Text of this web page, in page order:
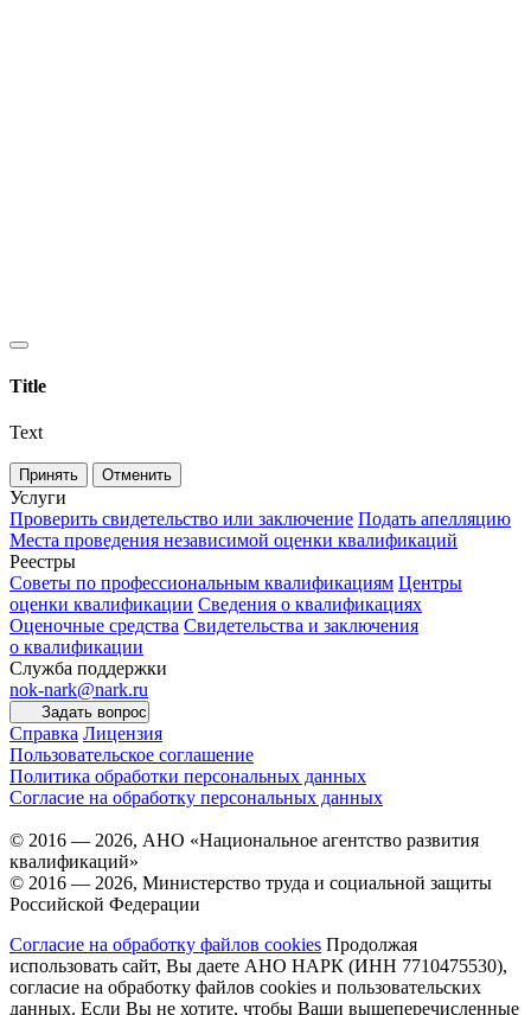
Title
Text
Принять Отменить
Услуги
Проверить свидетельство или заключение Подать апелляцию
Места проведения независимой оценки квалификаций
Реестры
Советы по профессиональным квалификациям Центры
оценки квалификации Сведения о квалификациях
Оценочные средства Свидетельства и заключения
о квалификации
Служба поддержки
nok-nark@nark.ru
Задать вопрос
Справка Лицензия
Пользовательское соглашение
Политика обработки персональных данных
Согласие на обработку персональных данных
© 2016 — 2026, АНО «Национальное агентство развития
квалификаций»
© 2016 — 2026, Министерство труда и социальной защиты
Российской Федерации
Согласие на обработку файлов cookies Продолжая
использовать сайт, Вы даете АНО НАРК (ИНН 7710475530),
согласие на обработку файлов cookies и пользовательских
данных. Если Вы не хотите, чтобы Ваши вышеперечисленные